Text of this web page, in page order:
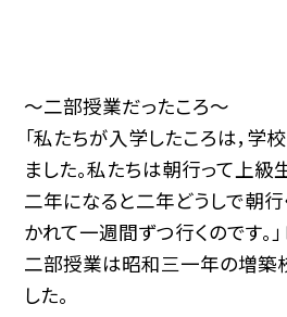
〜二部授業だったころ〜
「私たちが入学したころは，学
ました。私たちは朝行って上級
二年になると二年どうしで朝行
かれて一週間ずつ行くのです。」
二部授業は昭和三一年の増築
した。